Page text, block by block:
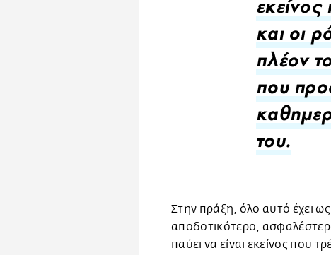
εκείνος
και οι
πλέον το
που
του.
Στην πράξη, όλο αυτό έχει
αποδοτικότερο,
παύει να είναι εκείνος που